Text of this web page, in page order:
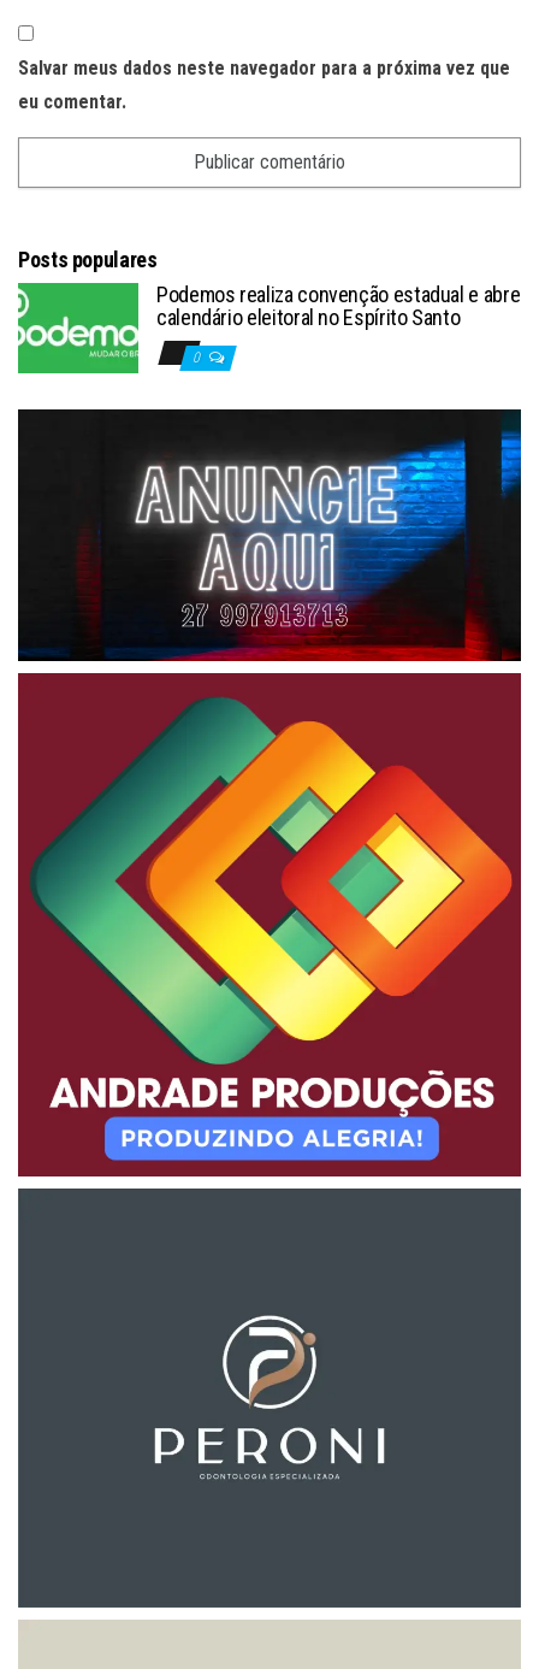
Salvar meus dados neste navegador para a próxima vez que
eu comentar.
Posts populares
Podemos realiza convenção estadual e abre
calendário eleitoral no Espírito Santo
0